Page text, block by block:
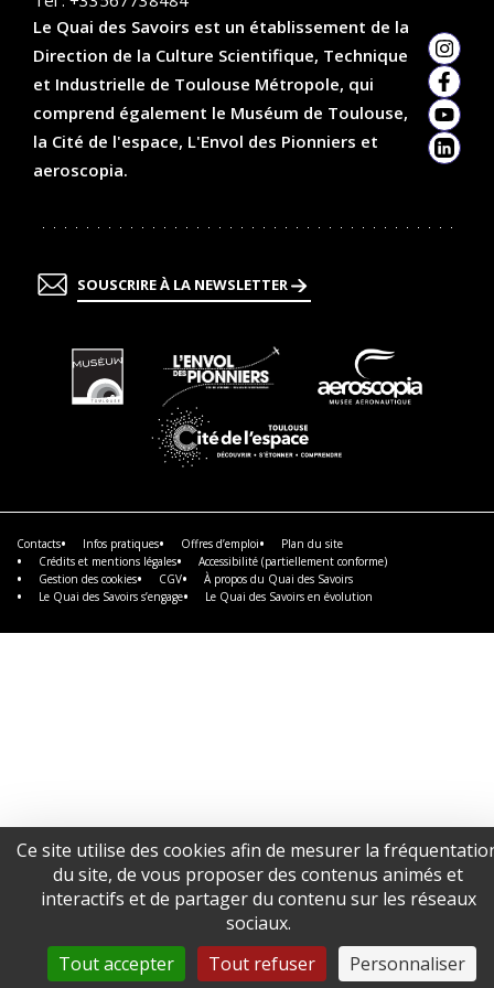
Ce site utilise des cookies afin de mesurer la
du site, de vous proposer des contenus animés et
interactifs et de partager du contenu sur les réseaux
sociaux.
Tout accepter
Tout refuser Personnaliser
Le Quai des Savoirs est un établissement de la
Direction de la Culture Scientifique, Technique
et Industrielle de Toulouse Métropole, qui
comprend également le Muséum de Toulouse,
la Cité de l'espace, L'Envol des Pionniers et
aeroscopia.
SOUSCRIRE À LA NEWSLETTER
En
savoir
plus
Contacts Infos pratiques Offres d’emploi
Plan du site
Crédits et mentions légales
Accessibilité (partiellement conforme)
Gestion des cookies
CGV
À propos du Quai des Savoirs
Le Quai des Savoirs s’engage
Le Quai des Savoirs en évolution